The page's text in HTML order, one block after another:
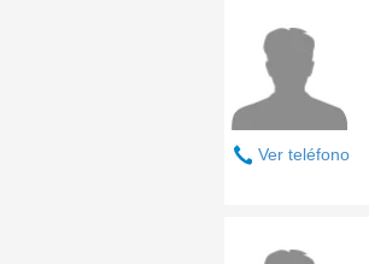
Ver teléfono